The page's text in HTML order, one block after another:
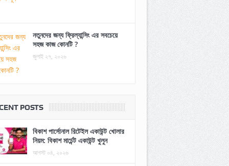
নতুনদের জন্য ফ্রিল্যান্সিং এর সবচেয়ে
সহজ কাজ কোনটি ?
জুলাই ২৭, ২০২৬
POSTS
বিকাশ পার্সোনাল রিটেইল একাউন্ট খোলার
নিয়ম: বিকাশ মার্চেন্ট একাউন্ট খুলুন
আগস্ট ০৪, ২০২৬